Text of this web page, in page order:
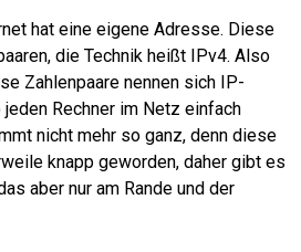
hat eine eigene Adresse. Diese
die Technik heißt IPv4. Also
Zahlenpaare nennen sich IP-
Rechner im Netz einfach
nicht mehr so ganz, denn diese
knapp geworden, daher gibt es
aber nur am Rande und der